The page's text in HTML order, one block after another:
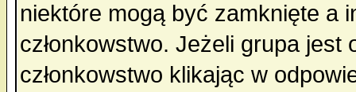
niektóre mogą być zamknięte a
członkowstwo. Jeżeli grupa
członkowstwo klikając w